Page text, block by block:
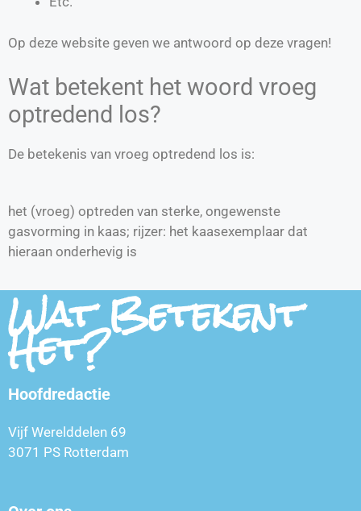
Op deze website geven we antwoord op deze vragen!
Wat betekent het woord vroeg
optredend los?
De betekenis van vroeg optredend los is:
het (vroeg) optreden van sterke, ongewenste
gasvorming in kaas; rijzer: het kaasexemplaar dat
hieraan onderhevig is
Wat Betekent
Het?
Hoofdredactie
Vijf Werelddelen 69
3071 PS Rotterdam